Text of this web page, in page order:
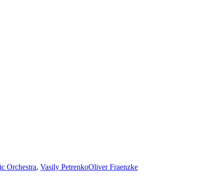
Orchestra, Vasily PetrenkoOliver Fraenzke